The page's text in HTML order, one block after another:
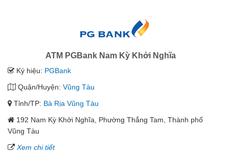
ATM PGBank Nam Kỳ Khởi Nghĩa
Ký hiệu: PGBank
Quận/Huyện: Vũng Tàu
Tỉnh/TP: Bà Rịa Vũng Tàu
192 Nam Kỳ Khởi Nghĩa, Phường Thắng Tam, Thành phố
Vũng Tàu
Xem chi tiết